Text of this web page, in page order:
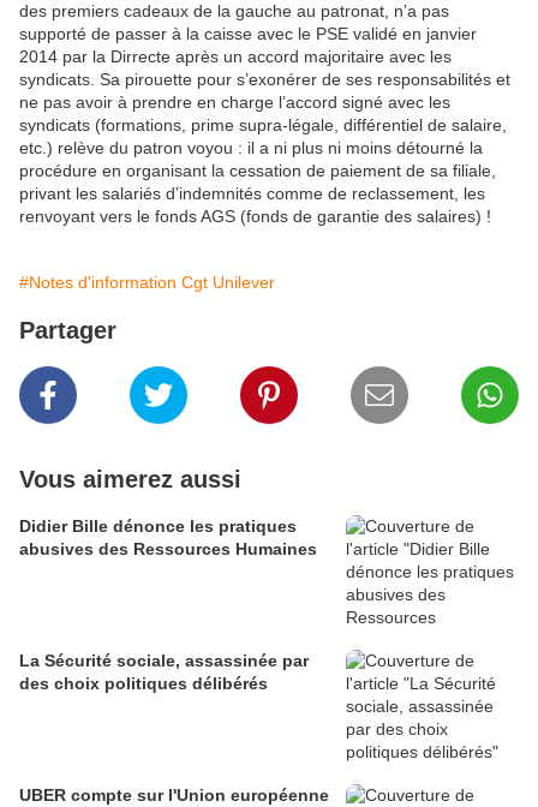
des premiers cadeaux de la gauche au patronat, n’a pas
supporté de passer à la caisse avec le PSE validé en janvier
2014 par la Dirrecte après un accord majoritaire avec les
syndicats. Sa pirouette pour s’exonérer de ses responsabilités et
ne pas avoir à prendre en charge l’accord signé avec les
syndicats (formations, prime supra-légale, différentiel de salaire,
etc.) relève du patron voyou : il a ni plus ni moins détourné la
procédure en organisant la cessation de paiement de sa filiale,
privant les salariés d’indemnités comme de reclassement, les
renvoyant vers le fonds AGS (fonds de garantie des salaires) !
#Notes d'information Cgt Unilever
Partager
Vous aimerez aussi
Didier Bille dénonce les pratiques
abusives des Ressources Humaines
La Sécurité sociale, assassinée par
des choix politiques délibérés
UBER compte sur l'Union européenne